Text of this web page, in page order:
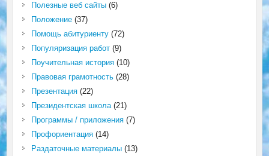
Полезные веб сайты(6)
Положение(37)
Помощь абитуриенту(72)
Популяризация работ(9)
Поучительная история(10)
Правовая грамотность(28)
Презентация(22)
Президентская школа(21)
Программы / приложения(7)
Профориентация(14)
Раздаточные материалы(13)